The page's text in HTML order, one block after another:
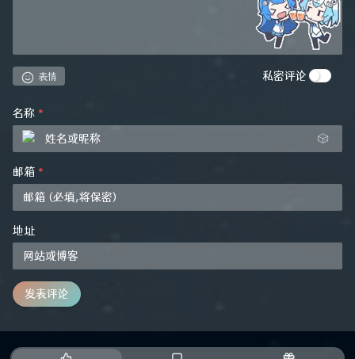
表情 私密评论
名称 *
🎲
邮箱 *
地址
发表评论